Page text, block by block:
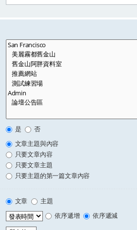
是
否
文章主題與內容
只要文章內容
只要文章主題
只要主題的第一篇文章內容
文章
主題
依序遞增
依序遞減